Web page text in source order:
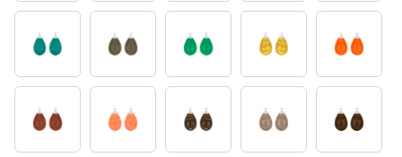
58 61 65 66 68
70 75 83 84 85